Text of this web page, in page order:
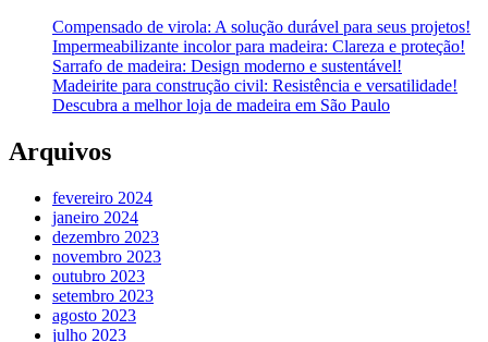
Compensado de virola: A solução durável para seus projetos!
Impermeabilizante incolor para madeira: Clareza e proteção!
Sarrafo de madeira: Design moderno e sustentável!
Madeirite para construção civil: Resistência e versatilidade!
Descubra a melhor loja de madeira em São Paulo
Arquivos
fevereiro 2024
janeiro 2024
dezembro 2023
novembro 2023
outubro 2023
setembro 2023
agosto 2023
julho 2023